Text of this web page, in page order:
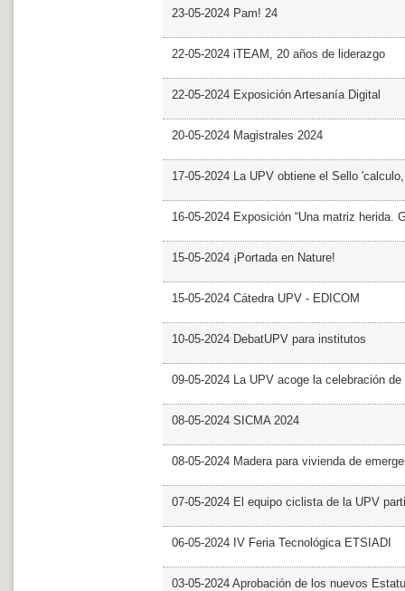
23-05-2024 Pam! 24
22-05-2024 iTEAM, 20 años de liderazgo
22-05-2024 Exposición Artesanía Digital
20-05-2024 Magistrales 2024
17-05-2024 La UPV obtiene el Sello
16-05-2024 Exposición “Una matriz herida.
15-05-2024 ¡Portada en Nature!
15-05-2024 Cátedra UPV - EDICOM
10-05-2024 DebatUPV para institutos
09-05-2024 La UPV acoge la celebración
08-05-2024 SICMA 2024
08-05-2024 Madera para vivienda de
07-05-2024 El equipo ciclista de la UPV
06-05-2024 IV Feria Tecnológica ETSIADI
03-05-2024 Aprobación de los nuevos